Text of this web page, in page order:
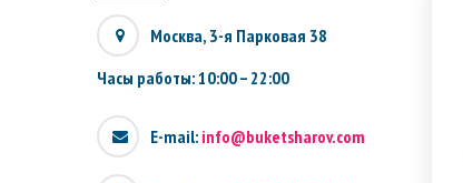
Москва, 3-я Парковая 38
Часы работы: 10:00 – 22:00
E-mail: info@buketsharov.com